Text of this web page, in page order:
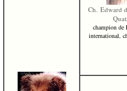
Ch. Edward
champion de
international,